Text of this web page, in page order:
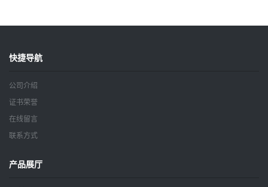
快捷导航
公司介绍
证书荣誉
在线留言
联系方式
产品展厅